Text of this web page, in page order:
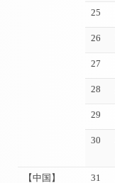
25
26
27
28
29
30
【中国】 31